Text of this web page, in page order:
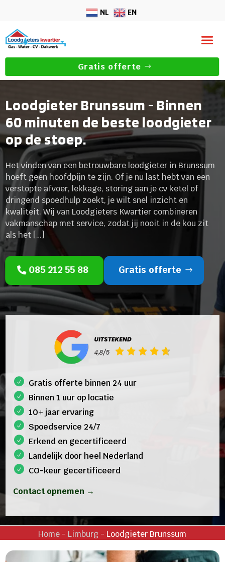
NL EN
Gratis offerte
Loodgieter Brunssum - Binnen
60 minuten de beste loodgieter
op de stoep.
Het vinden van een betrouwbare loodgieter in Brunssum
hoeft geen hoofdpijn te zijn. Of je nu last hebt van een
verstopte afvoer, lekkage, storing aan je cv ketel of
dringend spoedhulp zoekt, je wilt snel inzicht en
kwaliteit. Wij van Loodgieters Kwartier combineren
vakmanschap met service, zodat jij nooit in de kou zit
als het […]
085 212 55 88 Gratis offerte
Gratis offerte binnen 24 uur
Binnen 1 uur op locatie
10+ jaar ervaring
Spoedservice 24/7
Erkend en gecertificeerd
Landelijk door heel Nederland
CO-keur gecertificeerd
Contact opnemen →
Home - Limburg - Loodgieter Brunssum